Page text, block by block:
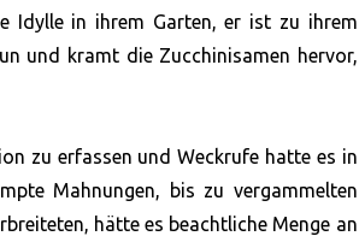
Idylle in ihrem Garten, er ist zu ihrem
und kramt die Zucchinisamen hervor,
zu erfassen und Weckrufe hatte es in
Mahnungen, bis zu vergammelten
hätte es beachtliche Menge an